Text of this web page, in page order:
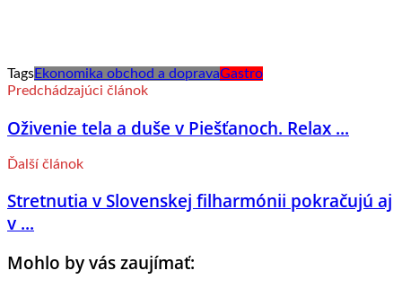
TagsEkonomika obchod a dopravaGastro
Predchádzajúci článok
Oživenie tela a duše v Piešťanoch. Relax ...
Ďalší článok
Stretnutia v Slovenskej filharmónii pokračujú aj
v ...
Mohlo by vás zaujímať: